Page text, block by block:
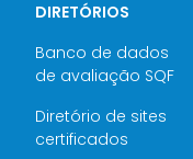
DIRETÓRIOS
Banco de dados
de avaliação SQF
Diretório de sites
certificados